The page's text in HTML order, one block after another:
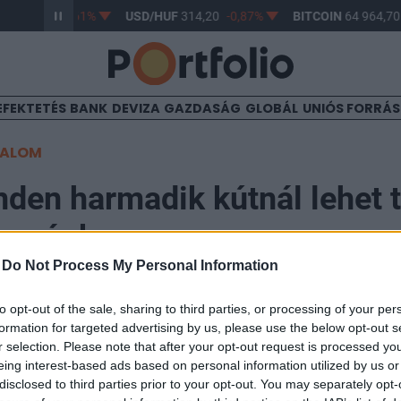
Do Not Process My Personal Information
opt-out of the sale, sharing to third parties, or processing of your
for targeted advertising by us, please use the below opt-out
selection. Please note that after your opt-out request is processed
interest-based ads based on personal information utilized by us
to third parties prior to your opt-out. You may separately
-0,61% USD/HUF314,20 -0,87% BITCOIN64 964,70
BANK DEVIZA GAZDASÁG GLOBÁL UNIÓS
harmadik kútnál lehet
a szokásosnál is durvább sztrájkhullám rázta meg
változtatni akar a munkaerőpiaci szabályokon,